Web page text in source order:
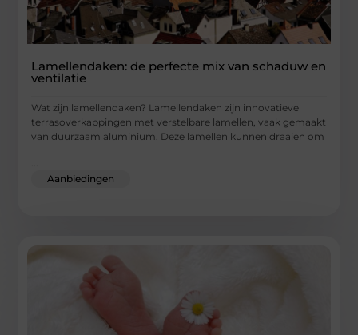
Lamellendaken: de perfecte mix van schaduw en
ventilatie
Wat zijn lamellendaken? Lamellendaken zijn innovatieve
terrasoverkappingen met verstelbare lamellen, vaak gemaakt
van duurzaam aluminium. Deze lamellen kunnen draaien om
Aanbiedingen